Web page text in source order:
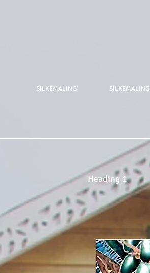
SILKEMALING SILKEMALING
Heading 1